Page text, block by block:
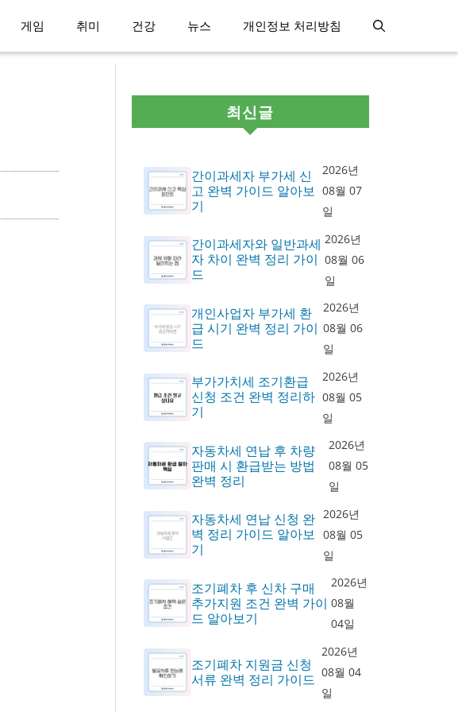
게임 취미 건강 뉴스 개인정보 처리방침
최신글
간이과세자 부가세 신
고 완벽 가이드 알아보
기
2026년
08월 07
일
간이과세자와 일반과세
자 차이 완벽 정리 가이
드
2026년
08월 06
일
개인사업자 부가세 환
급 시기 완벽 정리 가이
드
2026년
08월 06
일
부가가치세 조기환급
신청 조건 완벽 정리하
기
2026년
08월 05
일
자동차세 연납 후 차량
판매 시 환급받는 방법
완벽 정리
2026년
08월 05
일
자동차세 연납 신청 완
벽 정리 가이드 알아보
기
2026년
08월 05
일
조기폐차 후 신차 구매
추가지원 조건 완벽 가이
드 알아보기
2026년
08월
04일
조기폐차 지원금 신청
서류 완벽 정리 가이드
2026년
08월 04
일